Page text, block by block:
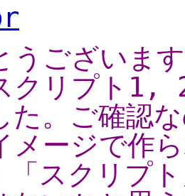
うござい
クリプト1,
た。ご確認
メージで作
「スクリプ